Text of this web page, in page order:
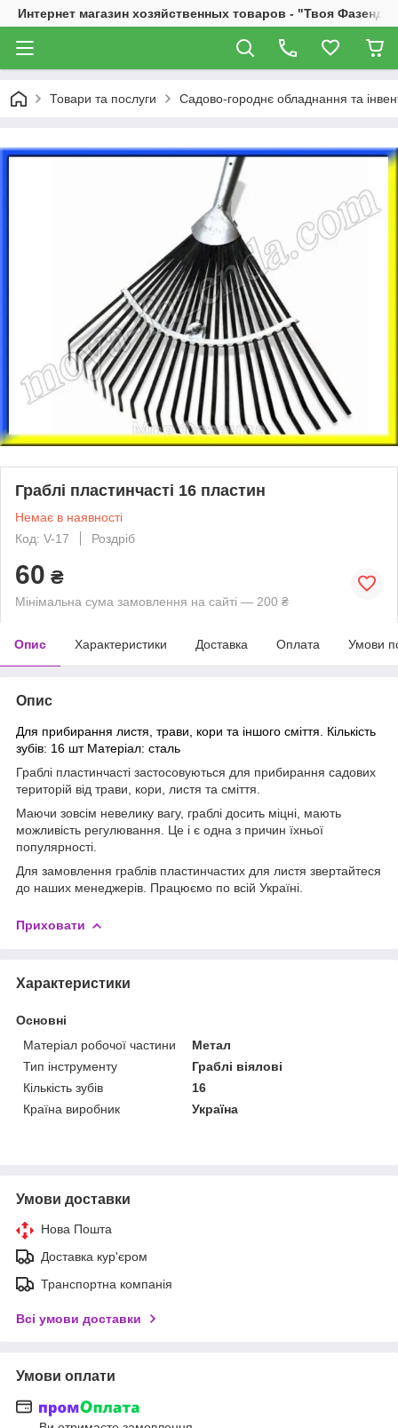
Интернет магазин хозяйственных товаров - "Твоя
Товари та послуги Садово-городнє обладнання та
Граблі пластинчасті 16 пластин
Немає в наявності
Код: V-17
Роздріб
60 ₴
Мінімальна сума замовлення на сайті — 200 ₴
Опис Характеристики Доставка Оплата Умови
Опис
Для прибирання листя, трави, кори та іншого сміття. Кількість
зубів: 16 шт Матеріал: сталь
Граблі пластинчасті застосовуються для прибирання садових
територій від трави, кори, листя та сміття.
Маючи зовсім невелику вагу, граблі досить міцні, мають
можливість регулювання. Це і є одна з причин їхньої
популярності.
Для замовлення граблів пластинчастих для листя звертайтеся
до наших менеджерів. Працюємо по всій Україні.
Приховати
Характеристики
Основні
Матеріал робочої частини
Метал
Тип інструменту
Граблі віялові
Кількість зубів
16
Країна виробник
Україна
Умови доставки
Нова Пошта
Доставка кур'єром
Транспортна компанія
Всі умови доставки
Умови оплати